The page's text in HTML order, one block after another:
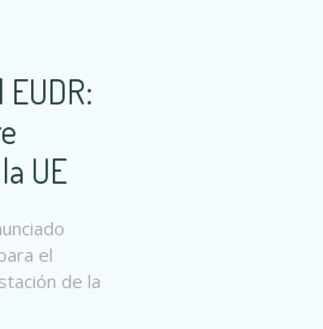
UE
el
de la